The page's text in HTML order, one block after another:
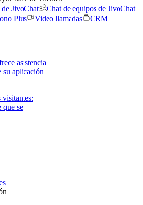
de JivoChat
Chat de equipos de JivoChat
Plus Video llamadas
CRM
asistencia
su aplicación
visitantes:
que se